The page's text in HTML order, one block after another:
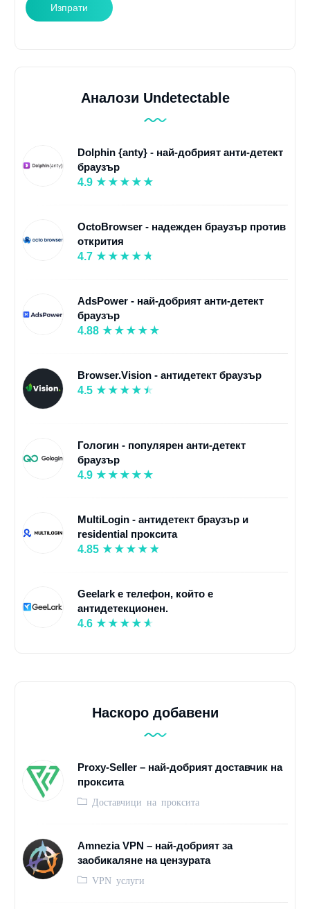
Изпрати
Аналози Undetectable
Dolphin {anty} - най-добрият анти-детект
браузър
4.9
OctoBrowser - надежден браузър против
открития
4.7
AdsPower - най-добрият анти-детект
браузър
4.88
Browser.Vision - антидетект браузър
4.5
Гологин - популярен анти-детект
браузър
4.9
MultiLogin - антидетект браузър и
residential проксита
4.85
Geelark е телефон, който е
антидетекционен.
4.6
Наскоро добавени
Proxy-Seller – най-добрият доставчик на
проксита
Доставчици на проксита
Amnezia VPN – най-добрият за
заобикаляне на цензурата
VPN услуги